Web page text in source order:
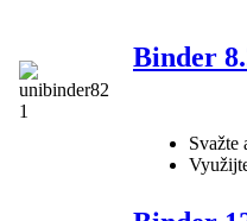
Binder
Svažte